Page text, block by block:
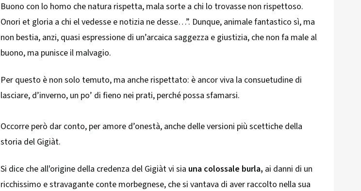
Buono con lo homo che natura rispetta, mala sorte a chi lo trovasse non rispettoso.
Onori et gloria a chi el vedesse e notizia ne desse…”. Dunque, animale fantastico sì, ma
non bestia, anzi, quasi espressione di un’arcaica saggezza e giustizia, che non fa male al
buono, ma punisce il malvagio.
Per questo è non solo temuto, ma anche rispettato: è ancor viva la consuetudine di
lasciare, d’inverno, un po’ di fieno nei prati, perché possa sfamarsi.
Occorre però dar conto, per amore d’onestà, anche delle versioni più scettiche della
storia del Gigiàt.
Si dice che all'origine della credenza del Gigiàt vi sia una colossale burla, ai danni di un
ricchissimo e stravagante conte morbegnese, che si vantava di aver raccolto nella sua